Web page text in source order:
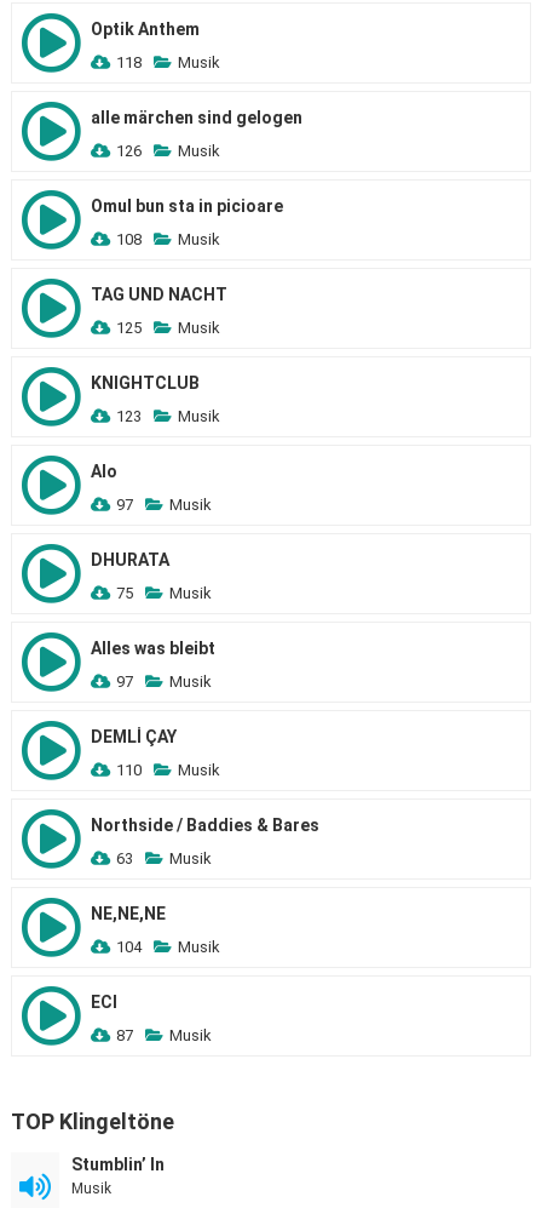
Optik Anthem
118 Musik
alle märchen sind gelogen
126 Musik
Omul bun sta in picioare
108 Musik
TAG UND NACHT
125 Musik
KNIGHTCLUB
123 Musik
Alo
97 Musik
DHURATA
75 Musik
Alles was bleibt
97 Musik
DEMLİ ÇAY
110 Musik
Northside / Baddies & Bares
63 Musik
NE,NE,NE
104 Musik
ECI
87 Musik
TOP Klingeltöne
Stumblin’ In
Musik